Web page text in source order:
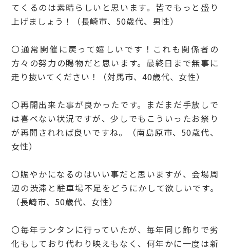
てくるのは素晴らしいと思います。皆でもっと盛り
上げましょう！（長崎市、50歳代、男性）
〇通常開催に戻って嬉しいです！これも関係者の
方々の努力の賜物だと思います。最終日まで無事に
走り抜いてください！（対馬市、40歳代、女性）
〇再開出来た事が良かったです。まだまだ手放しで
は喜べない状況ですが、少しでもこういったお祭り
が再開されれば良いですね。（南島原市、50歳代、
女性）
〇賑やかになるのはいい事だと思いますが、会場周
辺の渋滞と駐車場不足をどうにかして欲しいです。
（長崎市、50歳代、女性）
〇毎年ランタンに行っていたが、毎年同じ飾りで劣
化もしており代わり映えもなく、何年かに一度は新